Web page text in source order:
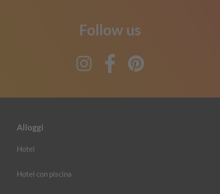
Follow us
InstagramFacebook
Alloggi
Hotel
Hotel con piscina